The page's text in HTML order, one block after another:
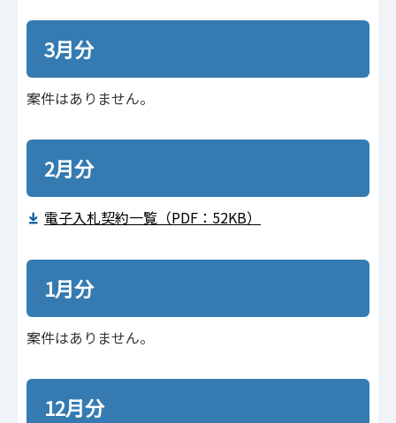
3月分
案件はありません。
2月分
電子入札契約一覧（PDF：52KB）
1月分
案件はありません。
12月分